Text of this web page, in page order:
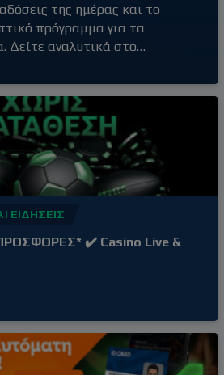
της ημέρας και το
πρόγραμμα για τα
Δείτε αναλυτικά στο
1000 | Τορόντο 19:30 |
6 HD | ATP Masters 1000 |
ΠΑΟΚ – Άντερλεχτ |
1948 21:30 | Novaspots
ΕΙΔΉΣΕΙΣ
✔️ Casino Live &